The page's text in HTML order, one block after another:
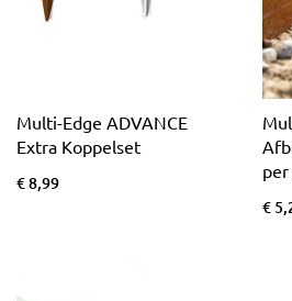
Multi-Edge ADVANCE
Extra Koppelset
€ 8,99
€